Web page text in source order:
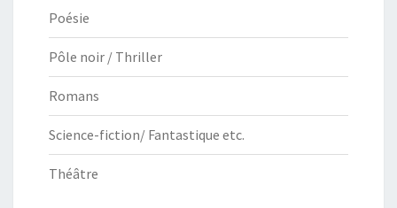
Poésie
Pôle noir / Thriller
Romans
Science-fiction/ Fantastique etc.
Théâtre